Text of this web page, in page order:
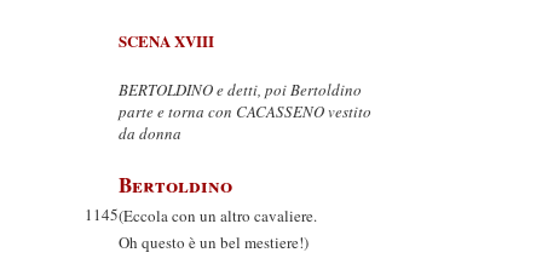
SCENA XVIII
BERTOLDINO e detti, poi Bertoldino
parte e torna con CACASSENO vestito
da donna
Bertoldino
1145(Eccola con un altro cavaliere.
Oh questo è un bel mestiere!)